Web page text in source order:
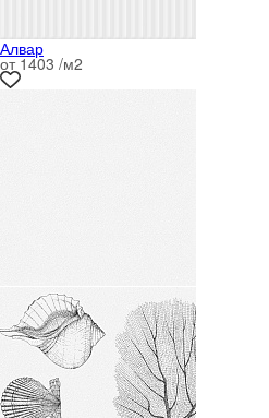
Алвар
от 1403 /м2